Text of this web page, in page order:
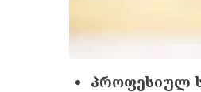
პროფესიულ